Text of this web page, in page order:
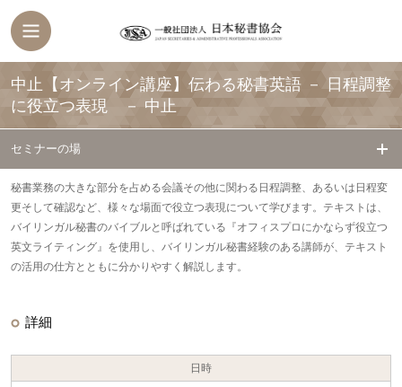
中止【オンライン講座】伝わる秘書英語 － 日程調整
に役立つ表現 － 中止
セミナーの場
秘書業務の大きな部分を占める会議その他に関わる日程調整、あるいは日程変
更そして確認など、様々な場面で役立つ表現について学びます。テキストは、
バイリンガル秘書のバイブルと呼ばれている『オフィスプロにかならず役立つ
英文ライティング』を使用し、バイリンガル秘書経験のある講師が、テキスト
の活用の仕方とともに分かりやすく解説します。
詳細
日時